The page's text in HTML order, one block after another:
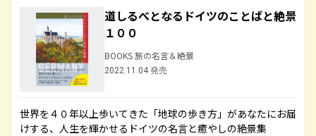
道しるべとなるドイツのことばと絶景
１００
BOOKS 旅の名言＆絶景
2022.11.04 発売
世界を４０年以上歩いてきた「地球の歩き方」があなたにお届
けする、人生を輝かせるドイツの名言と癒やしの絶景集